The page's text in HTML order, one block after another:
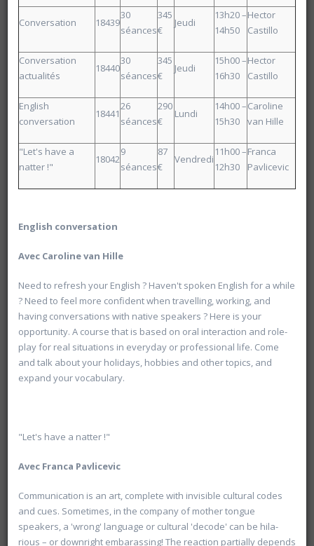
20600 Histoire de l'Allemagne de 1871 à 2025
Louvain-la-Neuve
GABRIEL Vincent
Jour : Lu-Ma-Me-Je-Ve 10:30- 13:00
120 €
20601 Géopolitique de l'énergie
Jour : Lu-Ma-Me-Je-Ve-Sa-Di 10:30- 13:00
Conversation 18439
30
séances
345
€
Jeudi
13h20 –
14h50
Hector
Castillo
Conversation
actualités
18440
30
séances
345
€
Jeudi
15h00 –
16h30
Hector
Castillo
English
conversation
18441
26
séances
290
€
Lundi
14h00 –
15h30
Caroline
van Hille
"Let's have a
natter !"
18042
9
séances
87
€
Vendredi
11h00 –
12h30
Franca
Pavlicevic
English conversation
Avec Caroline van Hille
Need to refresh your English ? Haven't spoken English for a while
? Need to feel more confident when travelling, working, and
having conversations with native speakers ? Here is your
opportunity. A course that is based on oral interaction and role-
play for real situations in everyday or professional life. Come
and talk about your holidays, hobbies and other topics, and
expand your vocabulary.
"Let's have a natter !"
Avec Franca Pavlicevic
Communication is an art, complete with invisible cultural codes
and cues. Sometimes, in the company of mother tongue
speakers, a 'wrong' language or cultural 'decode' can be hila-
rious – or downright embarassing! The reaction partially depends